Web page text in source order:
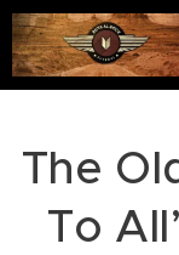
The
To